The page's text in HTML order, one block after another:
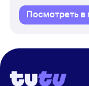
Посмотреть